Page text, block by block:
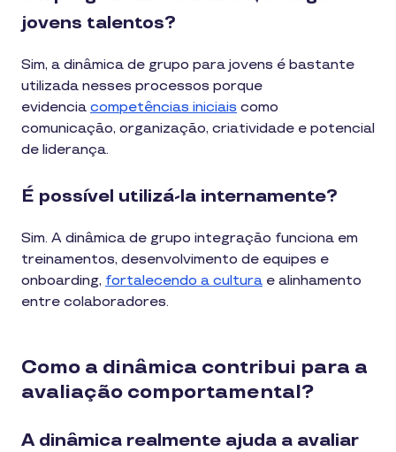
jovens talentos?
Sim, a dinâmica de grupo para jovens é bastante
utilizada nesses processos porque
evidencia competências iniciais como
comunicação, organização, criatividade e potencial
de liderança.
É possível utilizá-la internamente?
Sim. A dinâmica de grupo integração funciona em
treinamentos, desenvolvimento de equipes e
onboarding, fortalecendo a cultura e alinhamento
entre colaboradores.
Como a dinâmica contribui para a
avaliação comportamental?
A dinâmica realmente ajuda a avaliar